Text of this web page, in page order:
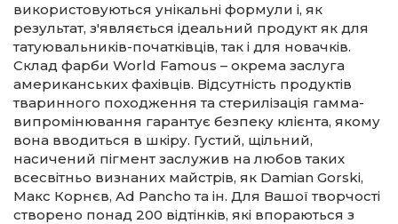
використовуються унікальні формули і, як
результат, з'являється ідеальний продукт як для
татуювальників-початківців, так і для новачків.
Склад фарби World Famous – окрема заслуга
американських фахівців. Відсутність продуктів
тваринного походження та стерилізація гамма-
випромінювання гарантує безпеку клієнта, якому
вона вводиться в шкіру. Густий, щільний,
насичений пігмент заслужив на любов таких
всесвітньо визнаних майстрів, як Damian Gorski,
Макс Корнєв, Ad Pancho та ін. Для Вашої творчості
створено понад 200 відтінків, які впораються з